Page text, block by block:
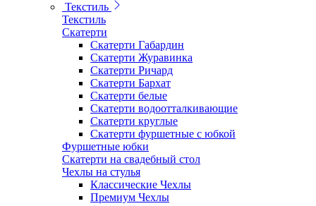
Текстиль
Текстиль
Скатерти
Скатерти Габардин
Скатерти Журавинка
Скатерти Ричард
Скатерти Бархат
Скатерти белые
Скатерти водоотталкивающие
Скатерти круглые
Скатерти фуршетные с юбкой
Фуршетные юбки
Скатерти на свадебный стол
Чехлы на стулья
Классические Чехлы
Премиум Чехлы